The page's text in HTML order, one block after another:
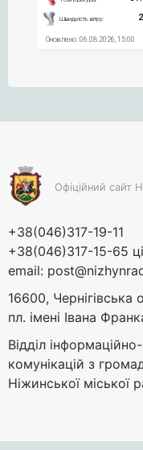
Офіційний сайт
+38(046)317-19-11
+38(046)317-15-65
email:
16600, Чернігівська
пл. імені Івана
Відділ
комунікацій з
Ніжинської міської